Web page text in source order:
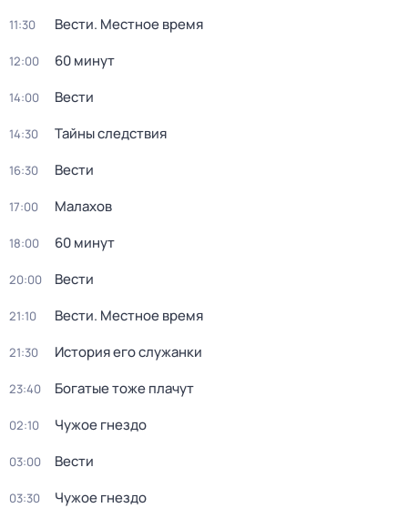
11:30 Вести. Местное время
12:00 60 минут
14:00 Вести
14:30 Тайны следствия
16:30 Вести
17:00 Малахов
18:00 60 минут
20:00 Вести
21:10 Вести. Местное время
21:30 История его служанки
23:40 Богатые тоже плачут
02:10 Чужое гнездо
03:00 Вести
03:30 Чужое гнездо